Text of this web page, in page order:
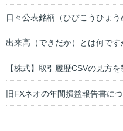
日々公表銘柄（ひびこうひょ
出来高（できだか）とは何です
【株式】取引履歴CSVの見方を
旧FXネオの年間損益報告書に